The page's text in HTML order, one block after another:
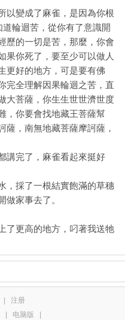
以變成了麻雀，是因為你根
輪迴苦，從你有了意識開
歷的一切是苦，那麼，你會
果你死了，要至少可以做人
更好的地方，可是要有佛
完全理解因果輪迴之苦，直
大菩薩，你生生世世濟世度
，你要會找地藏王菩薩幫
薩，南無地藏菩薩摩訶薩，
講完了，麻雀看起來挺好
，採了一根結實飽滿的草穗
做家事去了。
了更高的地方，叼著我送牠
注册
电脑版